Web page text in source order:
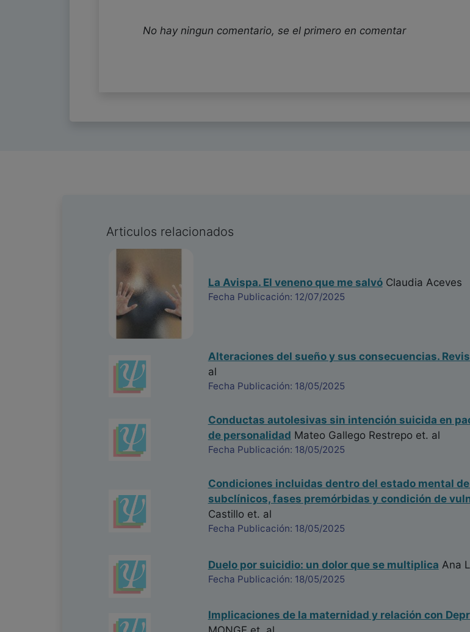
No hay ningun comentario, se el primero en comentar
Articulos relacionados
La Avispa. El veneno que me salvóClaudia Aceves
Fecha Publicación: 12/07/2025
Alteraciones del sueño y sus consecuencias.
al
Fecha Publicación: 18/05/2025
Conductas autolesivas sin intención suicida en
de personalidad Mateo Gallego Restrepoet. al
Fecha Publicación: 18/05/2025
Condiciones incluidas dentro del estado mental
subclínicos, fases premórbidas y condición de
Castilloet. al
Fecha Publicación: 18/05/2025
Duelo por suicidio: un dolor que se multiplica Ana
Fecha Publicación: 18/05/2025
Implicaciones de la maternidad y relación con